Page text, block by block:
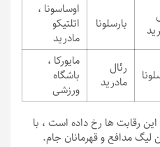
بارسلونا
اوساسونا ،
اتلتیکو
مادرید
رئال
مادرید
مایورکا ،
باشگاه
ورزشی
رقابت ها رخ داده است ، با
لیگ مدافع و قهرمانان جام.